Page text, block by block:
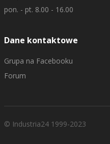
pon. - pt. 8.00 - 16.00
Dane kontaktowe
Grupa na Facebooku
Forum
© Industria24 1999-2023